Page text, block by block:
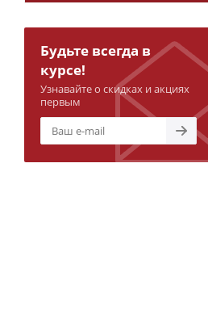
Будьте всегда в
курсе!
Узнавайте о скидках и акциях
первым